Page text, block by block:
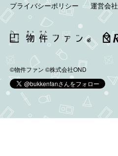
プライバシーポリシー
運営会社
©物件ファン ©株式会社OND